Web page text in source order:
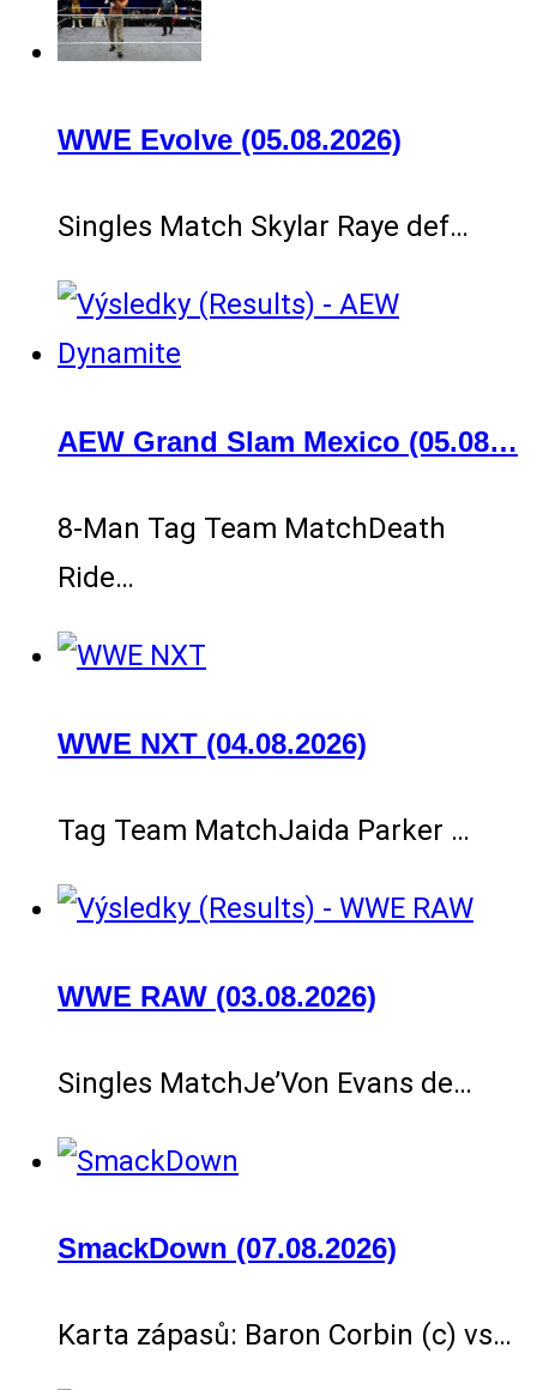
WWE Evolve (05.08.2026)
Singles Match Skylar Raye def…
AEW Grand Slam Mexico (05.08…
8-Man Tag Team MatchDeath
Ride…
WWE NXT (04.08.2026)
Tag Team MatchJaida Parker …
WWE RAW (03.08.2026)
Singles MatchJe’Von Evans de…
SmackDown (07.08.2026)
Karta zápasů: Baron Corbin (c) vs…